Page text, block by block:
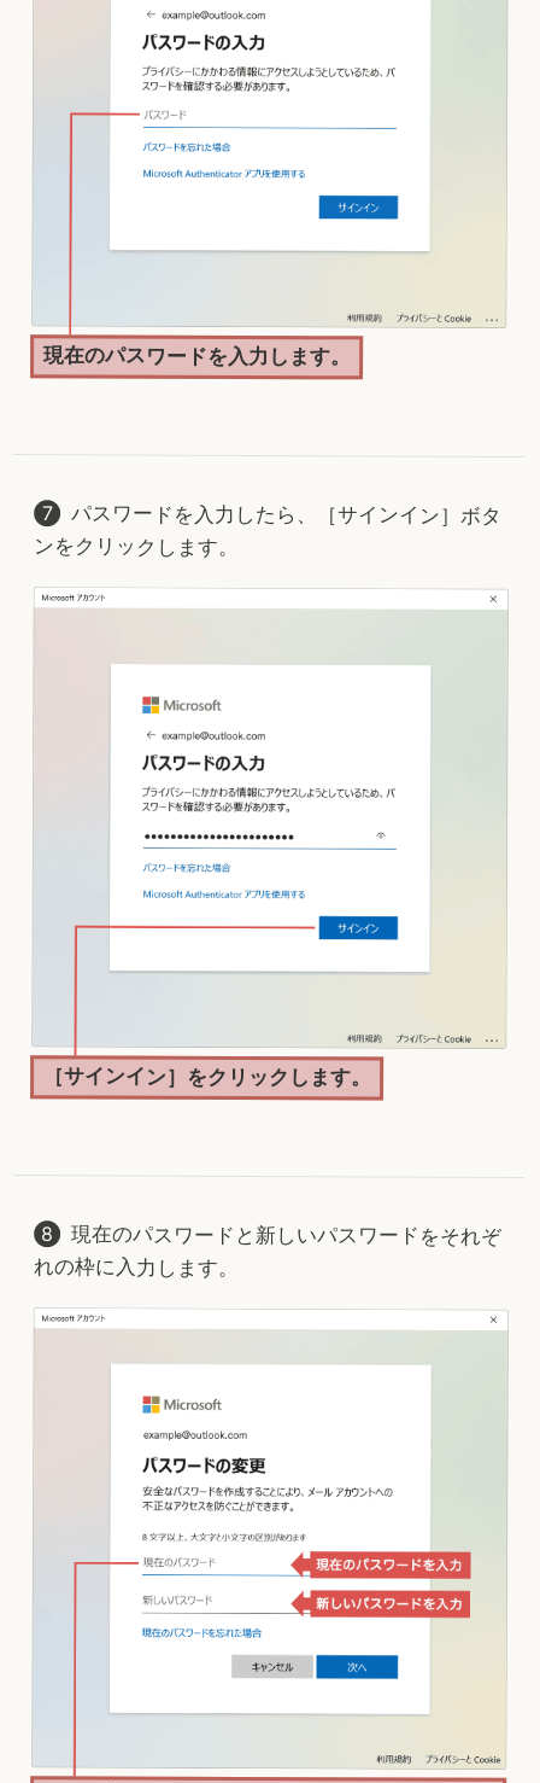
現在のパスワードを入力します。
パスワードを入力したら、［サインイン］ボタ
ンをクリックします。
［サインイン］をクリックします。
現在のパスワードと新しいパスワードをそれぞ
れの枠に入力します。